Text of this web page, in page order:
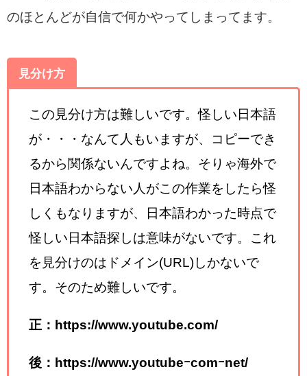
のほとんどが自信で何かやってしまってます。
見分け方
この見分け方は難しいです。怪しい日本語
が・・・なんて人もいますが、コピーでき
るから関係ないんですよね。そりゃ海外で
日本語わからない人がこの作業をしたら怪
しくもなりますが、日本語わかった時点で
怪しい日本語探しは意味がないです。これ
を見分けのはドメイン(URL)しかないで
す。そのため難しいです。
正：https://www.youtube.com/
後：https://www.youtubeｰcomｰnet/